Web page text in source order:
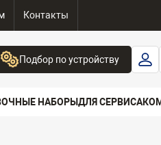
Контакты
Подбор по устройству
бренд
НАБОРЫДЛЯ СЕРВИСА